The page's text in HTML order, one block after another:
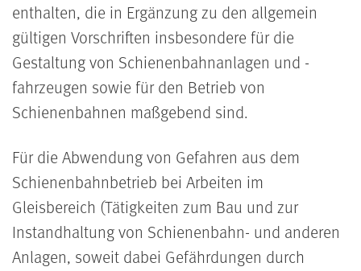
enthalten, die in Ergänzung zu den allgemein
gültigen Vorschriften insbesondere für die
Gestaltung von Schienenbahnanlagen und -
fahrzeugen sowie für den Betrieb von
Schienenbahnen maßgebend sind.
Für die Abwendung von Gefahren aus dem
Schienenbahnbetrieb bei Arbeiten im
Gleisbereich (Tätigkeiten zum Bau und zur
Instandhaltung von Schienenbahn- und anderen
Anlagen, soweit dabei Gefährdungen durch